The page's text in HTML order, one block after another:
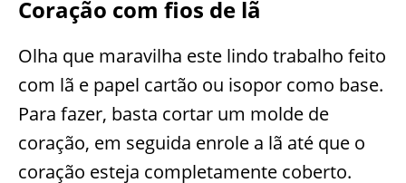
Coração com fios de lã
Olha que maravilha este lindo trabalho feito
com lã e papel cartão ou isopor como base.
Para fazer, basta cortar um molde de
coração, em seguida enrole a lã até que o
coração esteja completamente coberto.